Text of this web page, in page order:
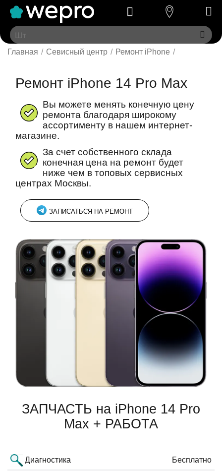
Главная / Севисный центр / Ремонт iPhone /
Ремонт iPhone 14 Pro Max
Вы можете менять конечную цену
ремонта благодаря широкому
ассортименту в нашем интернет-
магазине.
За счет собственного склада
конечная цена на ремонт будет
ниже чем в топовых сервисных
центрах Москвы.
ЗАПИСАТЬСЯ НА РЕМОНТ
ЗАПЧАСТЬ на iPhone 14 Pro
Max + РАБОТА
Диагностика Бесплатно